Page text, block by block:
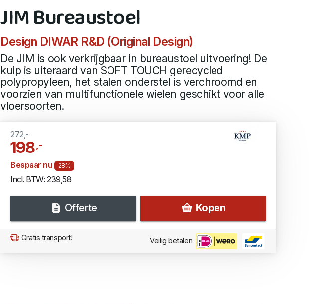
JIM Bureaustoel
Design DIWAR R&D (Original Design)
De JIM is ook verkrijgbaar in bureaustoel uitvoering! De
kuip is uiteraard van SOFT TOUCH gerecycled
polypropyleen, het stalen onderstel is verchroomd en
voorzien van multifunctionele wielen geschikt voor alle
vloersoorten.
272,-
198,-
Bespaar nu 28%
Incl. BTW: 239,58
Offerte Kopen
Gratis transport! Veilig betalen